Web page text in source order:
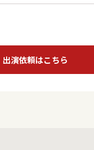
出演依頼はこちら